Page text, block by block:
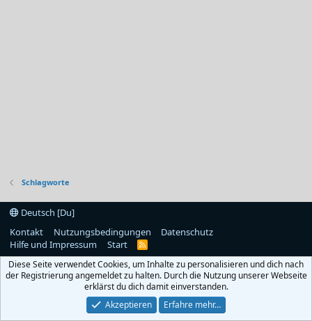
Schlagworte
Deutsch [Du]
Kontakt
Nutzungsbedingungen
Datenschutz
Hilfe und Impressum
Start
R
S
Diese Seite verwendet Cookies, um Inhalte zu personalisieren und dich nach
der Registrierung angemeldet zu halten. Durch die Nutzung unserer Webseite
erklärst du dich damit einverstanden.
Akzeptieren
Erfahre mehr…